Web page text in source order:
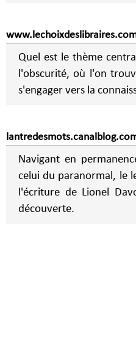
Quel est le thème
l'obscurité, où l'on
Navigant en
celui du paranormal, le
l'écriture de Lionel
découverte.